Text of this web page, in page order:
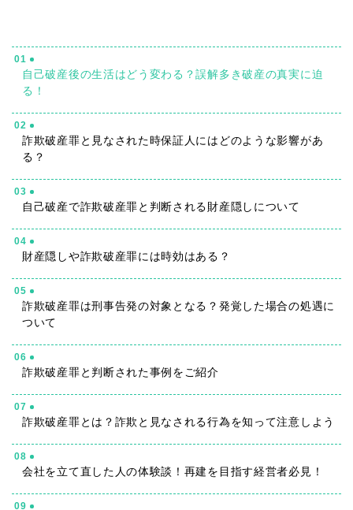
01
自己破産後の生活はどう変わる？誤解多き破産の真実に迫
る！
02
詐欺破産罪と見なされた時保証人にはどのような影響があ
る？
03
自己破産で詐欺破産罪と判断される財産隠しについて
04
財産隠しや詐欺破産罪には時効はある？
05
詐欺破産罪は刑事告発の対象となる？発覚した場合の処遇に
ついて
06
詐欺破産罪と判断された事例をご紹介
07
詐欺破産罪とは？詐欺と見なされる行為を知って注意しよう
08
会社を立て直した人の体験談！再建を目指す経営者必見！
09